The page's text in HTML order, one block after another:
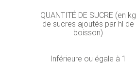
QUANTITÉ DE SUCRE (en kg
de sucres ajoutés par hl de
boisson)
Inférieure ou égale à 1